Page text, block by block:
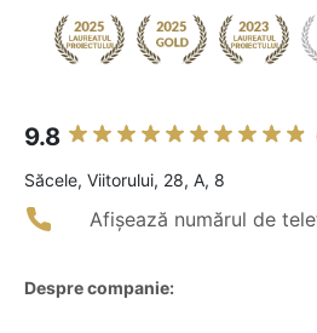
9.8
Săcele, Viitorului, 28, A, 8
Afișează numărul de
Despre companie: